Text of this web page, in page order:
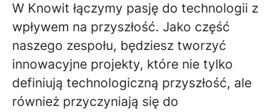
W Knowit łączymy pasję do technologii z
wpływem na przyszłość. Jako część
naszego zespołu, będziesz tworzyć
innowacyjne projekty, które nie tylko
definiują technologiczną przyszłość, ale
również przyczyniają się do